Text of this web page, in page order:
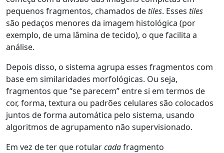
pequenos fragmentos, chamados detiles. Esses tiles
são pedaços menores da imagem histológica (por
exemplo, de uma lâmina de tecido), o que facilita a
análise.
Depois disso, o sistema agrupa esses fragmentos com
base em similaridades morfológicas. Ou seja,
fragmentos que “se parecem” entre si em termos de
cor, forma, textura ou padrões celulares são colocados
juntos de forma automática pelo sistema, usando
algoritmos de agrupamento não supervisionado.
Em vez de ter que rotularcadafragmento